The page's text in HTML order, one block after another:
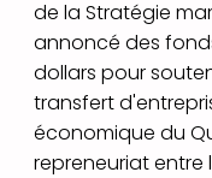
de la Stratégie
annoncé des
dollars pour
transfert
économique du
repreneuriat entre